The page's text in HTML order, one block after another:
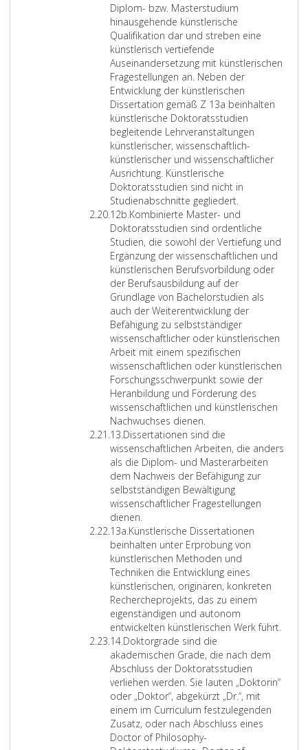
s
e
n
s
c
h
a
f
t
l
i
c
h
e
r
u
n
d
k
ü
n
s
t
l
e
r
i
s
c
h
e
r
E
r
k
e
n
t
n
i
s
s
e
u
n
d
M
e
t
h
o
d
e
e
t
e
n
d
i
e
n
e
,
e
l
c
h
e
d
i
e
A
n
w
e
n
d
u
w
i
s
e
s
c
h
a
f
t
l
i
h
e
r
u
n
d
e
r
G
r
u
n
d
l
a
g
e
v
o
n
B
a
c
h
e
l
o
s
t
u
d
i
e
n
d
i
e
n
e
n
.
D
e
s
e
S
t
u
d
i
e
n
e
r
f
ü
l
l
Diplom- bzw. Masterstudium
hinausgehende künstlerische
Qualifikation dar und streben eine
künstlerisch vertiefende
Auseinandersetzung mit künstlerischen
Fragestellungen an. Neben der
Entwicklung der künstlerischen
Dissertation gemäß Z 13a beinhalten
künstlerische Doktoratsstudien
begleitende Lehrveranstaltungen
künstlerischer, wissenschaftlich-
künstlerischer und wissenschaftlicher
Ausrichtung. Künstlerische
Doktoratsstudien sind nicht in
Studienabschnitte gegliedert.
ü
n
s
t
l
e
r
i
s
c
h
e
D
o
k
r
a
t
s
u
d
i
e
n
s
i
n
d
i
e
o
r
d
12b.Z
i
f
f
e
r
1
2
b
Kombinierte Master- und
Doktoratsstudien sind ordentliche
Studien, die sowohl der Vertiefung und
Ergänzung der wissenschaftlichen und
künstlerischen Berufsvorbildung oder
der Berufsausbildung auf der
Grundlage von Bachelorstudien als
auch der Weiterentwicklung der
Befähigung zu selbstständiger
wissenschaftlicher oder künstlerischen
Arbeit mit einem spezifischen
wissenschaftlichen oder künstlerischen
Forschungsschwerpunkt sowie der
Heranbildung und Förderung des
wissenschaftlichen und künstlerischen
Nachwuchses dienen.
13.Z
i
f
e
r
1
3
Dissertationen sind die
wissenschaftlichen Arbeiten, die anders
als die Diplom- und Masterarbeiten
dem Nachweis der Befähigung zur
selbstständigen Bewältigung
wissenschaftlicher Fragestellungen
dienen.
13a.Z
i
f
f
e
r
1
3
a
Künstlerische Dissertationen
beinhalten unter Erprobung von
künstlerischen Methoden und
Techniken die Entwicklung eines
künstlerischen, originären, konkreten
Rechercheprojekts, das zu einem
eigenständigen und autonom
entwickelten künstlerischen Werk führt.
14.Z
i
f
f
e
r
1
4
Doktorgrade sind die
akademischen Grade, die nach dem
Abschluss der Doktoratsstudien
verliehen werden. Sie lauten „Doktorin“
oder „Doktor“, abgekürzt „Dr.“, mit
einem im Curriculum festzulegenden
Zusatz, oder nach Abschluss eines
Doctor of Philosophy-